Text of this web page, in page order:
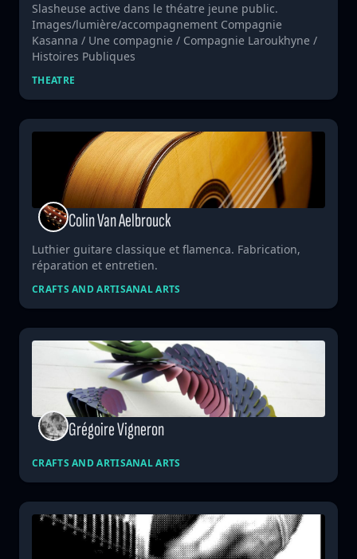
Slasheuse active dans le théatre jeune public.
Images/lumière/accompagnement Compagnie
Kasanna / Une compagnie / Compagnie Laroukhyne /
Histoires Publiques
THEATRE
Colin Van Aelbrouck
Luthier guitare classique et flamenca. Fabrication,
réparation et entretien.
CRAFTS AND ARTISANAL ARTS
Grégoire Vigneron
CRAFTS AND ARTISANAL ARTS